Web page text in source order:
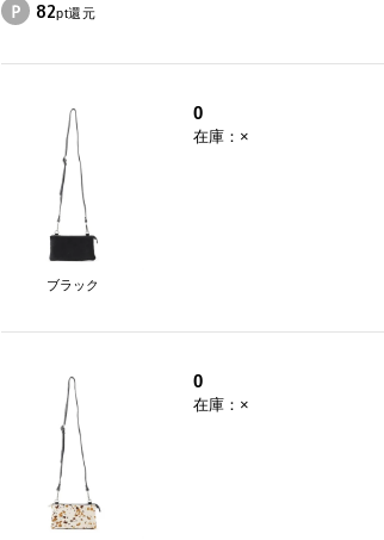
82pt還元
ブラック
0
在庫：×
0
在庫：×